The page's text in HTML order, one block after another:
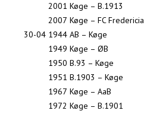
2001 Køge – B.1913
2007 Køge – FC Fredericia
30-04 1944 AB – Køge
1949 Køge – ØB
1950 B.93 – Køge
1951 B.1903 – Køge
1967 Køge – AaB
1972 Køge – B.1901